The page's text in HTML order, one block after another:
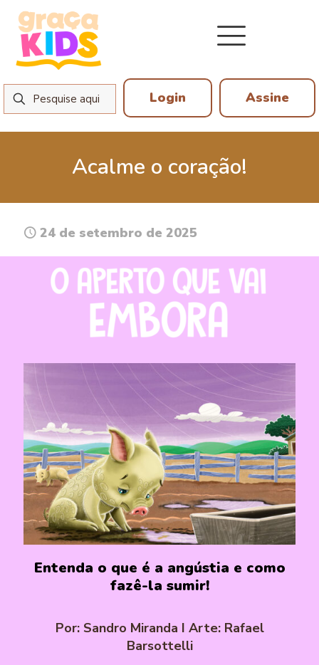
Login Assine
Acalme o coração!
24 de setembro de 2025
Entenda o que é a angústia e como
fazê-la sumir!
Por: Sandro Miranda I Arte: Rafael
Barsottelli